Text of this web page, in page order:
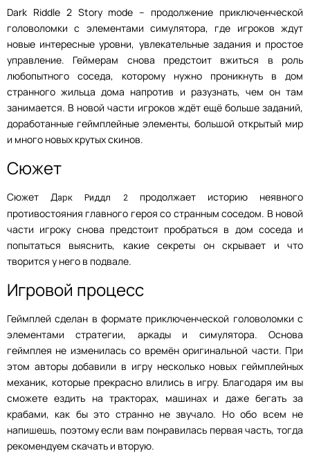
Dark Riddle 2 Story mode – продолжение приключенческой
головоломки с элементами симулятора, где игроков ждут
новые интересные уровни, увлекательные задания и простое
управление. Геймерам снова предстоит вжиться в роль
любопытного соседа, которому нужно проникнуть в дом
странного жильца дома напротив и разузнать, чем он там
занимается. В новой части игроков ждёт ещё больше заданий,
доработанные геймплейные элементы, большой открытый мир
и много новых крутых скинов.
Сюжет
Сюжет Дарк Риддл 2продолжает историю неявного
противостояния главного героя со странным соседом. В новой
части игроку снова предстоит пробраться в дом соседа и
попытаться выяснить, какие секреты он скрывает и что
творится у него в подвале.
Игровой процесс
Геймплей сделан в формате приключенческой головоломки с
элементами стратегии, аркады и симулятора. Основа
геймплея не изменилась со времён оригинальной части. При
этом авторы добавили в игру несколько новых геймплейных
механик, которые прекрасно влились в игру. Благодаря им вы
сможете ездить на тракторах, машинах и даже бегать за
крабами, как бы это странно не звучало. Но обо всем не
напишешь, поэтому если вам понравилась первая часть, тогда
рекомендуем скачать и вторую.